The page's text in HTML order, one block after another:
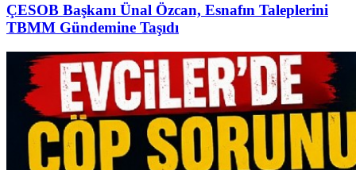
ÇESOB Başkanı Ünal Özcan, Esnafın Taleplerini
TBMM Gündemine Taşıdı